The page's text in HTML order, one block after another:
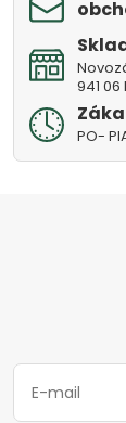
941
PO-